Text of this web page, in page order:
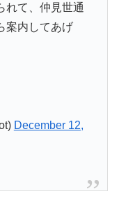
れて、仲見世通
案内してあげ
December 12,